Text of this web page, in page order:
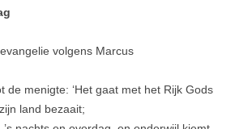
volgens Marcus
de menigte: ‘Het gaat met het Rijk Gods
land bezaait;